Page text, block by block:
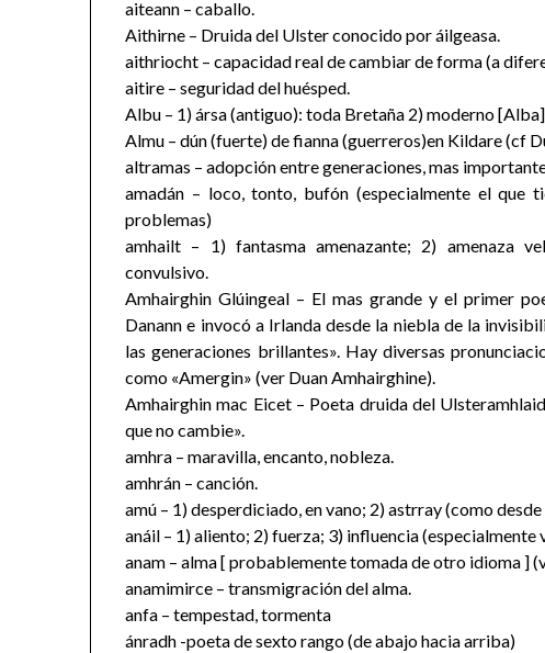
aiteann – caballo.
Aithirne – Druida del Ulster conocido por áilgeasa.
aithriocht – capacidad real de cambiar de forma (a
aitire – seguridad del huésped.
Albu – 1) ársa (antiguo): toda Bretaña 2) moderno
Almu – dún (fuerte) de fianna (guerreros)en Kildare (cf
altramas – adopción entre generaciones, mas
amadán – loco, tonto, bufón (especialmente el
problemas)
amhailt – 1) fantasma amenazante; 2) amenaza
convulsivo.
Amhairghin Glúingeal – El mas grande y el primer
Danann e invocó a Irlanda desde la niebla de la
las generaciones brillantes». Hay diversas
como «Amergin» (ver Duan Amhairghine).
Amhairghin mac Eicet – Poeta druida del
que no cambie».
amhra – maravilla, encanto, nobleza.
amhrán – canción.
amú – 1) desperdiciado, en vano; 2) astrray (como desde
anáil – 1) aliento; 2) fuerza; 3) influencia (especialmente
anam – alma [ probablemente tomada de otro idioma ]
anamimirce – transmigración del alma.
anfa – tempestad, tormenta
ánradh -poeta de sexto rango (de abajo hacia arriba)